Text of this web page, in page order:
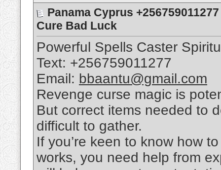
Panama Cyprus
Cure Bad Luck
Powerful Spells Caster
Text: +256759011277
Email: bbaantu@gmail.com
Revenge curse magic is
But correct items needed to
difficult to gather.
If you’re keen to know how
works, you need help from